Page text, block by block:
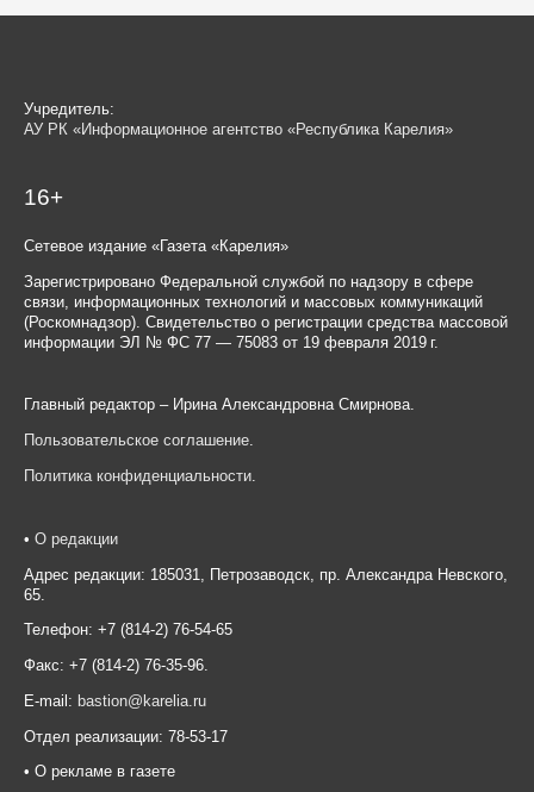
Учредитель:
АУ РК «Информационное агентство «Республика Карелия»
16+
Сетевое издание «Газета «Карелия»
Зарегистрировано Федеральной службой по надзору в сфере
связи, информационных технологий и массовых коммуникаций
(Роскомнадзор). Свидетельство о регистрации средства массовой
информации ЭЛ № ФС 77 — 75083 от 19 февраля 2019 г.
Главный редактор – Ирина Александровна Смирнова.
Пользовательское соглашение.
Политика конфиденциальности.
• О редакции
Адрес редакции: 185031, Петрозаводск, пр. Александра Невского,
65.
Телефон: +7 (814-2) 76-54-65
Факс: +7 (814-2) 76-35-96.
E-mail: bastion@karelia.ru
Отдел реализации: 78-53-17
• О рекламе в газете